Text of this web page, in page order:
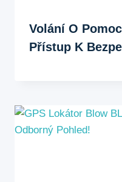
Volání O
Přístup K